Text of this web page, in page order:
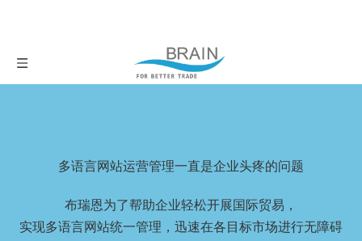
多语言网站运营管理一直是企业头疼的问题
布瑞恩为了帮助企业轻松开展国际贸易，
实现多语言网站统一管理，迅速在各目标市场进行无障碍